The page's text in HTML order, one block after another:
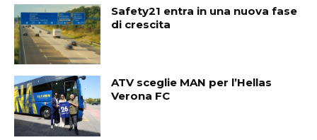
Safety21 entra in una nuova fase
di crescita
ATV sceglie MAN per l’Hellas
Verona FC